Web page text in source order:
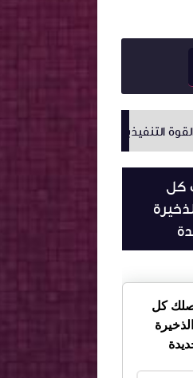
للحجة العادلة المحررة من عدول
كل
كل